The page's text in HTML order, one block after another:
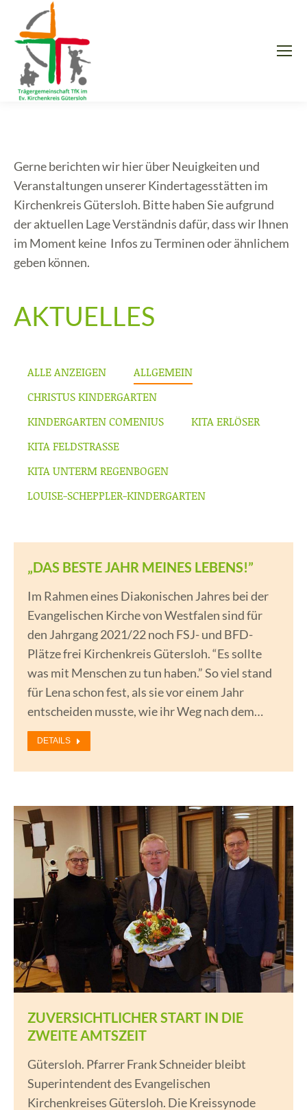
Gerne berichten wir hier über Neuigkeiten und
Veranstaltungen unserer Kindertagesstätten im
Kirchenkreis Gütersloh. Bitte haben Sie aufgrund
der aktuellen Lage Verständnis dafür, dass wir Ihnen
im Moment keine Infos zu Terminen oder ähnlichem
geben können.
AKTUELLES
ALLE ANZEIGEN
ALLGEMEIN
CHRISTUS KINDERGARTEN
KINDERGARTEN COMENIUS
KITA ERLÖSER
KITA FELDSTRASSE
KITA UNTERM REGENBOGEN
LOUISE-SCHEPPLER-KINDERGARTEN
„DAS BESTE JAHR MEINES LEBENS!”
Im Rahmen eines Diakonischen Jahres bei der
Evangelischen Kirche von Westfalen sind für
den Jahrgang 2021/22 noch FSJ- und BFD-
Plätze frei Kirchenkreis Gütersloh. “Es sollte
was mit Menschen zu tun haben.” So viel stand
für Lena schon fest, als sie vor einem Jahr
entscheiden musste, wie ihr Weg nach dem…
DETAILS
ZUVERSICHTLICHER START IN DIE
ZWEITE AMTSZEIT
Gütersloh. Pfarrer Frank Schneider bleibt
Superintendent des Evangelischen
Kirchenkreises Gütersloh. Die Kreissynode